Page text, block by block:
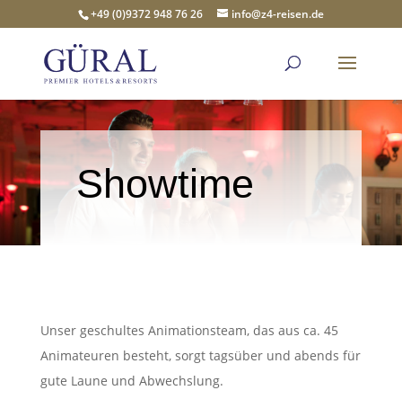
+49 (0)9372 948 76 26 info@z4-reisen.de
Showtime
Unser geschultes Animationsteam, das aus ca. 45
Animateuren besteht, sorgt tagsüber und abends für
gute Laune und Abwechslung.